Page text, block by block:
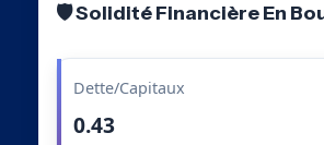
🛡️ Solidité Financière En
Dette/Capitaux
0.43